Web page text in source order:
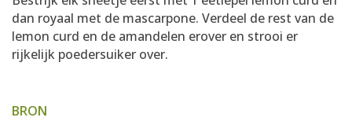
dan royaal met de mascarpone. Verdeel de rest van de
lemon curd en de amandelen erover en strooi er
rijkelijk poedersuiker over.
BRON